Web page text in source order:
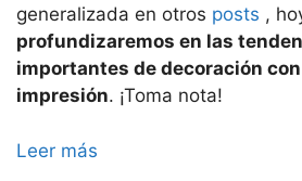
generalizada en otros posts ,
profundizaremos en las
importantes de decoración
impresión. ¡Toma nota!
Leer más